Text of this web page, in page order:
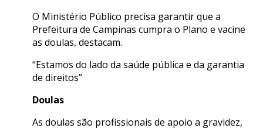
O Ministério Público precisa garantir que a
Prefeitura de Campinas cumpra o Plano e vacine
as doulas, destacam.
“Estamos do lado da saúde pública e da garantia
de direitos”
Doulas
As doulas são profissionais de apoio a gravidez,